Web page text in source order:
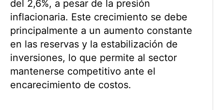
del 2,6%, a pesar de la presión
inflacionaria. Este crecimiento se debe
principalmente a un aumento constante
en las reservas y la estabilización de
inversiones, lo que permite al sector
mantenerse competitivo ante el
encarecimiento de costos.